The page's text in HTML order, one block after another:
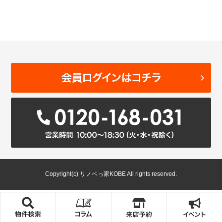
Copyright(c) リノベっ家KOBE All rights reserved.